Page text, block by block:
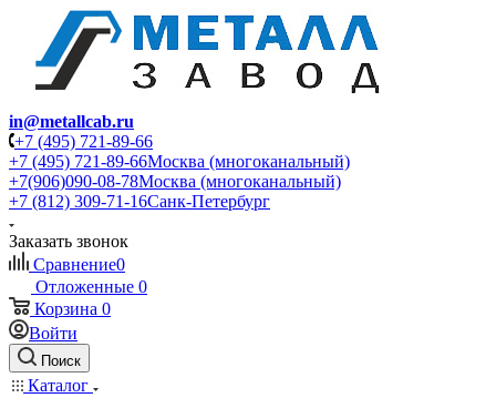
in@metallcab.ru
+7 (495) 721-89-66
+7 (495) 721-89-66Москва (многоканальный)
+7(906)090-08-78Москва (многоканальный)
+7 (812) 309-71-16Санк-Петербург
Заказать звонок
Сравнение0
Отложенные 0
Корзина 0
Войти
Поиск
Каталог